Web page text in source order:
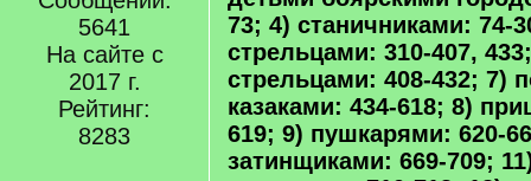
5641
На сайте с
2017 г.
Рейтинг:
8283
73; 4) станичниками: 74-
стрельцами: 310-407,
стрельцами: 408-432; 7)
казаками: 434-618; 8)
619; 9) пушкарями: 620-
затинщиками: 669-709;